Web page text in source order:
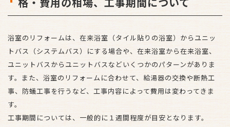
浴室のリフォームは、在来浴室（タイル貼りの浴室）からユニッ
トバス（システムバス）にする場合や、在来浴室から在来浴室、
ユニットバスからユニットバスなどいくつかのパターンがありま
す。また、浴室のリフォームに合わせて、給湯器の交換や断熱工
事、防蟻工事を行うなど、工事内容によって費用は変わってきま
す。
工事期間については、一般的に１週間程度が目安となります。